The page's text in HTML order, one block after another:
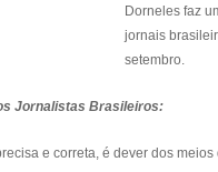
Dorneles faz
jornais
setembro.
Jornalistas Brasileiros:
e correta, é dever dos